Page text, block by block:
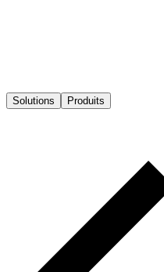
Solutions Produits